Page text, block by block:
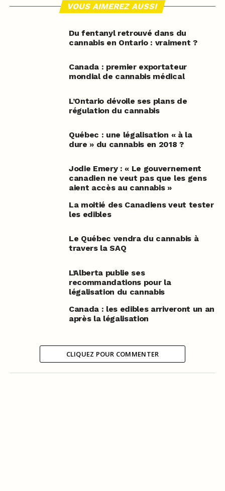
VOUS AIMEREZ AUSSI
Du fentanyl retrouvé dans du
cannabis en Ontario : vraiment ?
Canada : premier exportateur
mondial de cannabis médical
L’Ontario dévoile ses plans de
régulation du cannabis
Québec : une légalisation « à la
dure » du cannabis en 2018 ?
Jodie Emery : « Le gouvernement
canadien ne veut pas que les gens
aient accès au cannabis »
La moitié des Canadiens veut tester
les edibles
Le Québec vendra du cannabis à
travers la SAQ
L’Alberta publie ses
recommandations pour la
légalisation du cannabis
Canada : les edibles arriveront un an
après la légalisation
CLIQUEZ POUR COMMENTER